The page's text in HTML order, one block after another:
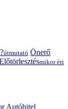
útmutató Önerő
mikor éri
Autóhitel